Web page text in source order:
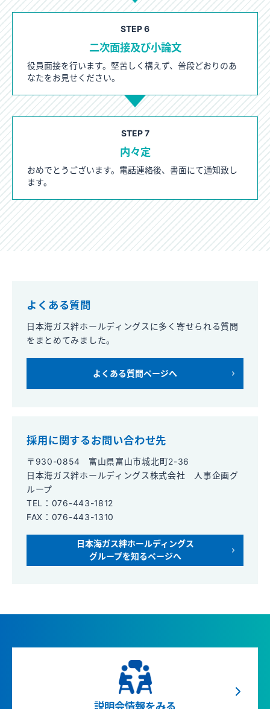
STEP 6
二次面接及び小論文
役員面接を行います。 堅苦しく構えず、普段どおりのあ
なたをお見せください。
STEP 7
内々定
おめでとうございます。電話連絡後、書面にて通知致し
ます。
よくある質問
日本海ガス絆ホールディングスに多く寄せられる質問
をまとめてみました。
よくある質問ページへ
採用に関するお問い合わせ先
〒930-0854 富山県富山市城北町2-36
日本海ガス絆ホールディングス株式会社 人事企画グ
ループ
TEL： 076-443-1812
FAX：076-443-1310
日本海ガス絆ホールディングス
グループを知るページへ
説明会情報をみる